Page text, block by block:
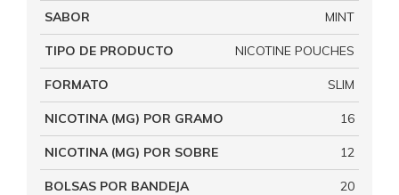
SABOR MINT
TIPO DE PRODUCTO NICOTINE POUCHES
FORMATO SLIM
NICOTINA (MG) POR GRAMO 16
NICOTINA (MG) POR SOBRE 12
BOLSAS POR BANDEJA 20